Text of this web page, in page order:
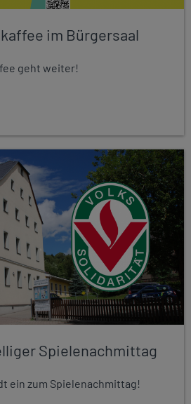
im Bürgersaal
geht weiter!
Spielenachmittag
ein zum Spielenachmittag!